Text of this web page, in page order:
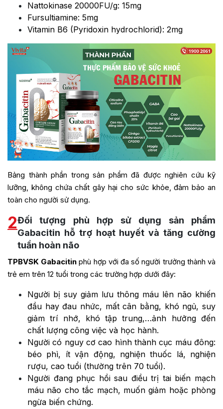
Nattokinase 20000FU/g: 15mg
Fursultiamine: 5mg
Vitamin B6 (Pyridoxin hydrochlorid): 2mg
Bảng thành phần trong sản phẩm đã được nghiên cứu kỹ
lưỡng, không chứa chất gây hại cho sức khỏe, đảm bảo an
toàn cho người sử dụng.
2Đối tượng phù hợp sử dụng sản phẩm
Gabacitin hỗ trợ hoạt huyết và tăng cường
tuần hoàn não
TPBVSK Gabacitin phù hợp với đa số người trưởng thành và
trẻ em trên 12 tuổi trong các trường hợp dưới đây:
Người bị suy giảm lưu thông máu lên não khiến
đầu hay đau nhức, mất cân bằng, khó ngủ, suy
giảm trí nhớ, khó tập trung,…ảnh hưởng đến
chất lượng công việc và học hành.
Người có nguy cơ cao hình thành cục máu đông:
béo phì, ít vận động, nghiện thuốc lá, nghiện
rượu, cao tuổi (thường trên 70 tuổi).
Người đang phục hồi sau điều trị tai biến mạch
máu não cho tắc mạch, muốn giảm hoặc phòng
ngừa biến chứng.